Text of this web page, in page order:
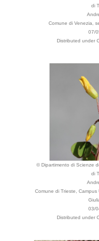
di
Comune di Venezia,
07/
Distributed under
© Dipartimento di Scienze
di
Comune di Trieste, Campus
03/
Distributed under